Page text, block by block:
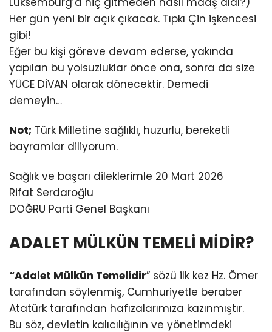
Her gün yeni bir açık çıkacak. Tıpkı Çin işkencesi
gibi!
Eğer bu kişi göreve devam ederse, yakında
yapılan bu yolsuzluklar önce ona, sonra da size
YÜCE DİVAN olarak dönecektir. Demedi
demeyin…
Not; Türk Milletine sağlıklı, huzurlu, bereketli
bayramlar diliyorum.
Sağlık ve başarı dileklerimle 20 Mart 2026
Rifat Serdaroğlu
DOĞRU Parti Genel Başkanı
ADALET MÜLKÜN TEMELİ MİDİR?
“Adalet Mülkün Temelidir” sözü ilk kez Hz. Ömer
tarafından söylenmiş, Cumhuriyetle beraber
Atatürk tarafından hafızalarımıza kazınmıştır.
Bu söz, devletin kalıcılığının ve yönetimdeki